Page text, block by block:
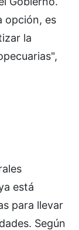
opción, es
la
está
para llevar
Según